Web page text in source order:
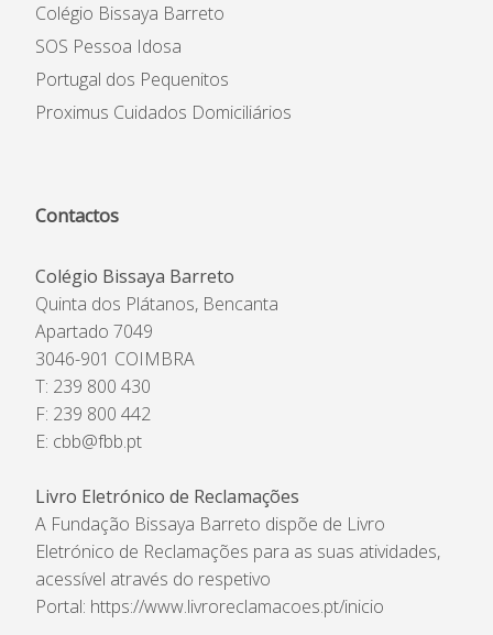
Colégio Bissaya Barreto
SOS Pessoa Idosa
Portugal dos Pequenitos
Proximus Cuidados Domiciliários
Contactos
Colégio Bissaya Barreto
Quinta dos Plátanos, Bencanta
Apartado 7049
3046-901 COIMBRA
T: 239 800 430
F: 239 800 442
E: cbb@fbb.pt
Livro Eletrónico de Reclamações
A Fundação Bissaya Barreto dispõe de Livro
Eletrónico de Reclamações para as suas atividades,
acessível através do respetivo
Portal: https://www.livroreclamacoes.pt/inicio